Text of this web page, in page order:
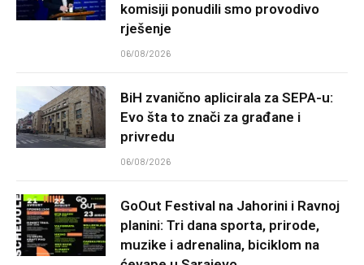
komisiji ponudili smo provodivo
rješenje
06/08/2026
BiH zvanično aplicirala za SEPA-u:
Evo šta to znači za građane i
privredu
06/08/2026
GoOut Festival na Jahorini i Ravnoj
planini: Tri dana sporta, prirode,
muzike i adrenalina, biciklom na